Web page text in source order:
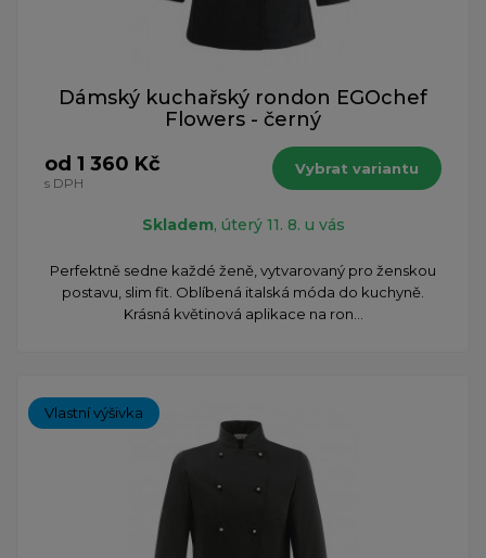
Dámský kuchařský rondon EGOchef
Flowers - černý
od 1 360 Kč
s DPH
Vybrat variantu
Skladem, úterý 11. 8. u vás
Perfektně sedne každé ženě, vytvarovaný pro ženskou
postavu, slim fit. Oblíbená italská móda do kuchyně.
Krásná květinová aplikace na ron...
Vlastní výšivka